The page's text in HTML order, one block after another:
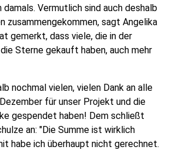
damals. Vermutlich sind auch deshalb
zusammengekommen, sagt Angelika
gemerkt, dass viele, die in der
Sterne gekauft haben, auch mehr
nochmal vielen, vielen Dank an alle
für unser Projekt und die
gespendet haben! Dem schließt
an: "Die Summe ist wirklich
habe ich überhaupt nicht gerechnet.